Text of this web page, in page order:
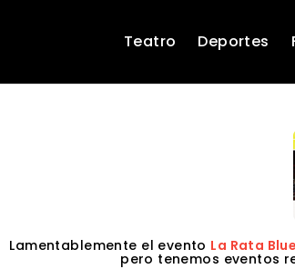
Teatro Deportes
Lamentablemente el evento La Rata
pero tenemos eventos